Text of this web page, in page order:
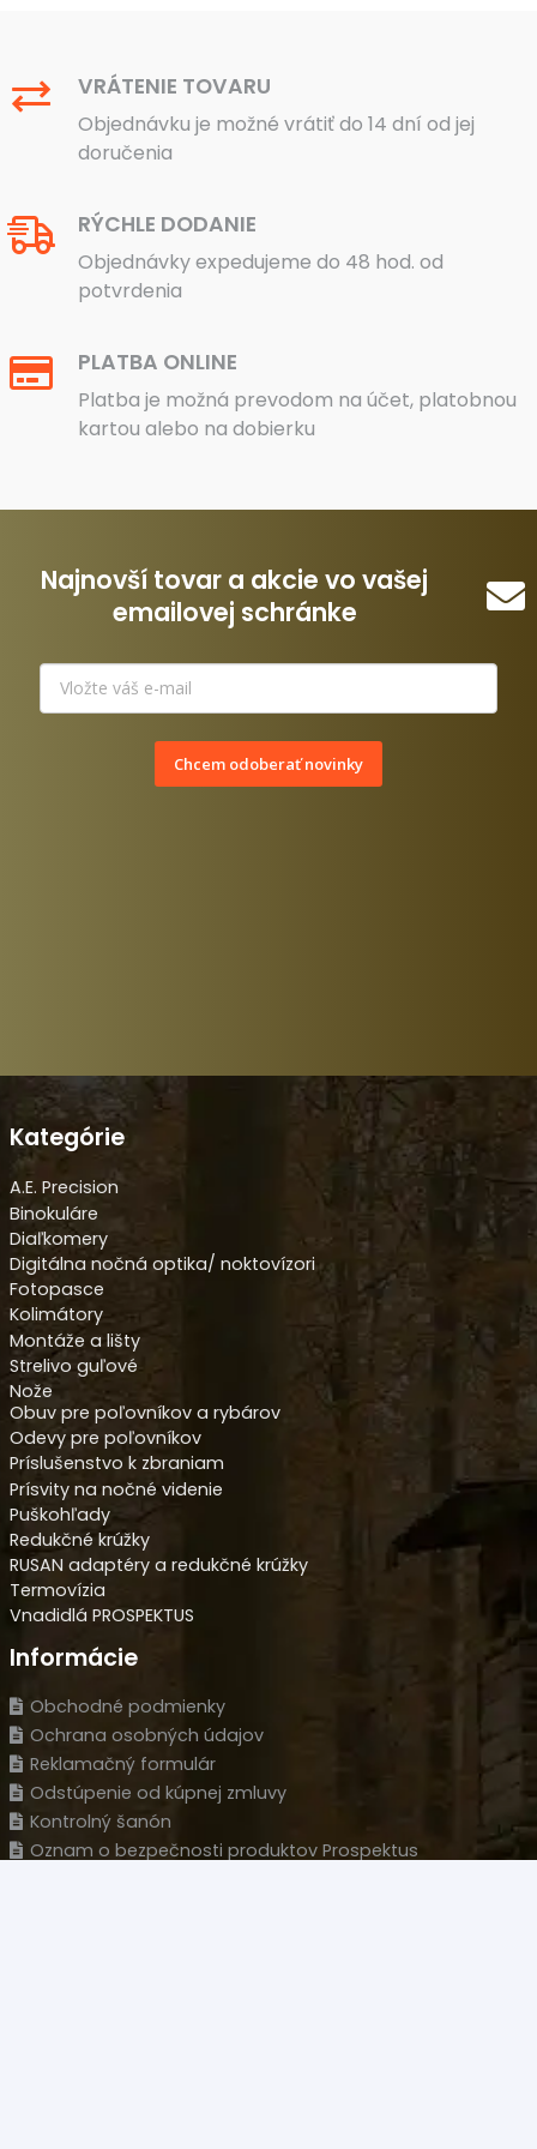
VRÁTENIE TOVARU
Objednávku je možné vrátiť do 14 dní od jej
doručenia
RÝCHLE DODANIE
Objednávky expedujeme do 48 hod. od
potvrdenia
PLATBA ONLINE
Platba je možná prevodom na účet, platobnou
kartou alebo na dobierku
Najnovší tovar a akcie vo vašej
emailovej schránke
Chcem odoberať novinky
Kategórie
A.E. Precision
Binokuláre
Diaľkomery
Digitálna nočná optika/ noktovízori
Fotopasce
Kolimátory
Montáže a lišty
Strelivo guľové
Nože
Obuv pre poľovníkov a rybárov
Odevy pre poľovníkov
Príslušenstvo k zbraniam
Prísvity na nočné videnie
Puškohľady
Redukčné krúžky
RUSAN adaptéry a redukčné krúžky
Termovízia
Vnadidlá PROSPEKTUS
Informácie
Obchodné podmienky
Ochrana osobných údajov
Reklamačný formulár
Odstúpenie od kúpnej zmluvy
Kontrolný šanón
Oznam o bezpečnosti produktov Prospektus